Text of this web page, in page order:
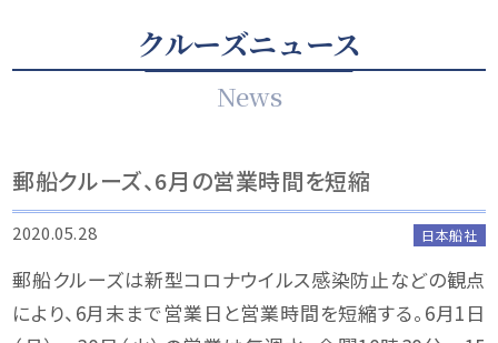
クルーズニュース
News
郵船クルーズ、6月の営業時間を短縮
2020.05.28 日本船社
郵船クルーズは新型コロナウイルス感染防止などの観点
により、6月末まで営業日と営業時間を短縮する。6月1日